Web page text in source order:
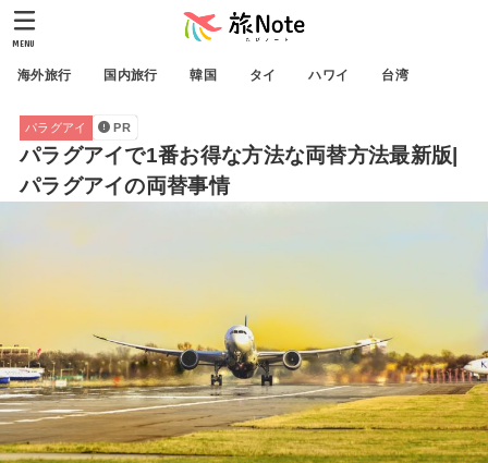
海外旅行 国内旅行 韓国 タイ ハワイ 台湾
MENU
パラグアイ PR
パラグアイで1番お得な方法な両替方法最新版|
パラグアイの両替事情